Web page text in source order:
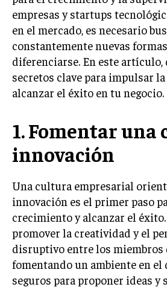
MARKETING
ESTRATEGIAS DE MARKETING
AGENCIAS DE
VENTA DE ENLACES
MARKETING DIGITAL
PUBLICIDAD
VENTAS Y PERSUASIÓN
empresas y startups
en el mercado, es necesario
constantemente nuevas
diferenciarse. En este artículo,
secretos clave para impulsar
alcanzar el éxito en tu negocio.
1. Fomentar una
innovación
Una cultura empresarial
innovación es el primer paso
crecimiento y alcanzar el
promover la creatividad y el
disruptivo entre los miembros
fomentando un ambiente en el
seguros para proponer ideas y